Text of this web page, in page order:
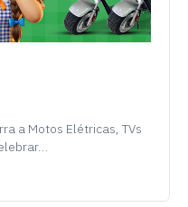
a Motos Elétricas, TVs